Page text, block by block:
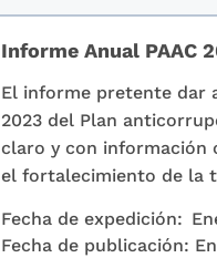
Informe Anual PAAC
El informe pretente dar
2023 del Plan
claro y con información
el fortalecimiento de la
Fecha de expedición:
Fecha de publicación: